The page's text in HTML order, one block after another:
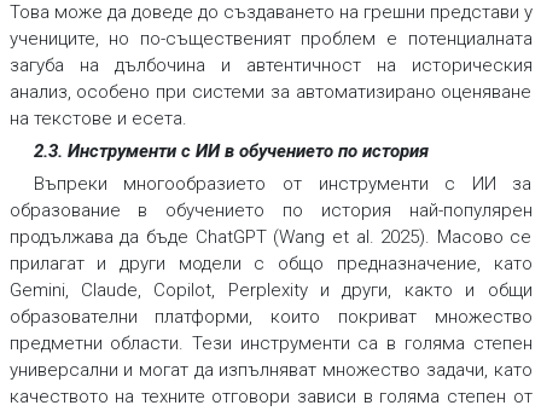
Това може да доведе до създаването на грешни представи у
учениците, но по-същественият проблем е потенциалната
загуба на дълбочина и автентичност на историческия
анализ, особено при системи за автоматизирано оценяване
на текстове и есета.
2.3. Инструменти с ИИ в обучението по история
Въпреки многообразието от инструменти с ИИ за
образование в обучението по история най-популярен
продължава да бъде ChatGPT (Wang et al. 2025). Масово се
прилагат и други модели с общо предназначение, като
Gemini, Claude, Copilot, Perplexity и други, както и общи
образователни платформи, които покриват множество
предметни области. Тези инструменти са в голяма степен
универсални и могат да изпълняват множество задачи, като
качеството на техните отговори зависи в голяма степен от